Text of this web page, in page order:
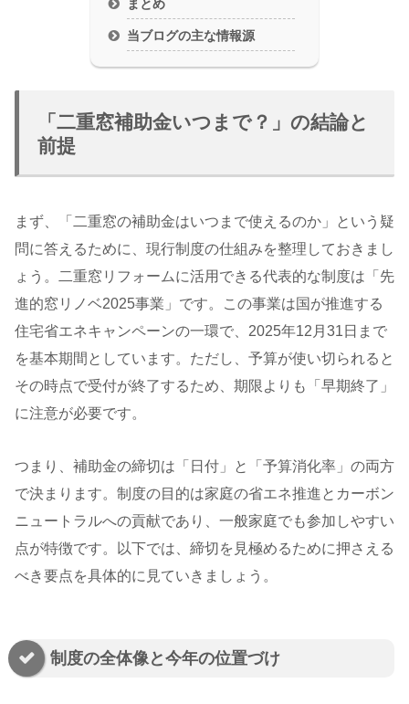
まとめ
当ブログの主な情報源
「二重窓補助金いつまで？」の結論と
前提
まず、「二重窓の補助金はいつまで使えるのか」という疑
問に答えるために、現行制度の仕組みを整理しておきまし
ょう。二重窓リフォームに活用できる代表的な制度は「先
進的窓リノベ2025事業」です。この事業は国が推進する
住宅省エネキャンペーンの一環で、2025年12月31日まで
を基本期間としています。ただし、予算が使い切られると
その時点で受付が終了するため、期限よりも「早期終了」
に注意が必要です。
つまり、補助金の締切は「日付」と「予算消化率」の両方
で決まります。制度の目的は家庭の省エネ推進とカーボン
ニュートラルへの貢献であり、一般家庭でも参加しやすい
点が特徴です。以下では、締切を見極めるために押さえる
べき要点を具体的に見ていきましょう。
制度の全体像と今年の位置づけ